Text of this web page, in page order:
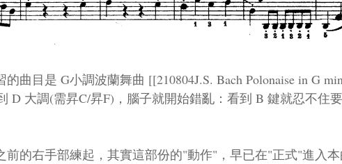
曲目是 G小調波蘭舞曲 [[210804J.S. Bach Polonaise in G
D 大調(需昇C/昇F)，腦子就開始錯亂：看到 B 鍵就忍不住
前的右手部練起，其實這部份的"動作"，早已在"正式"進入